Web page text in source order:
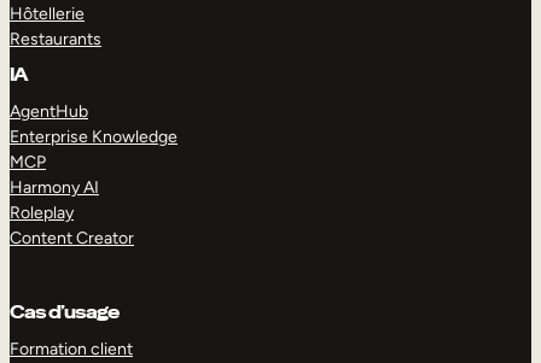
Hôtellerie
Restaurants
IA
AgentHub
Enterprise Knowledge
MCP
Harmony AI
Roleplay
Content Creator
Cas d’usage
Formation client